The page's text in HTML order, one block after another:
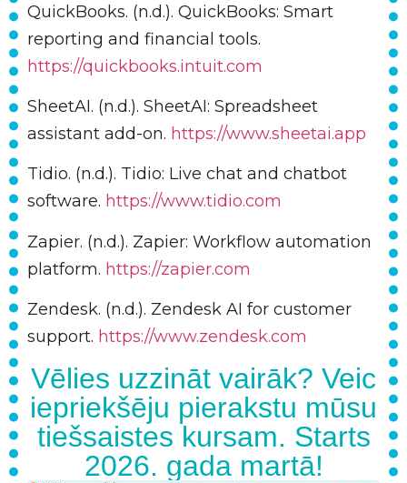
QuickBooks. (n.d.). QuickBooks: Smart
reporting and financial tools.
https://quickbooks.intuit.com
SheetAI. (n.d.). SheetAI: Spreadsheet
assistant add-on. https://www.sheetai.app
Tidio. (n.d.). Tidio: Live chat and chatbot
software. https://www.tidio.com
Zapier. (n.d.). Zapier: Workflow automation
platform. https://zapier.com
Zendesk. (n.d.). Zendesk AI for customer
support. https://www.zendesk.com
Vēlies uzzināt vairāk? Veic
iepriekšēju pierakstu mūsu
tiešsaistes kursam. Starts
2026. gada martā!